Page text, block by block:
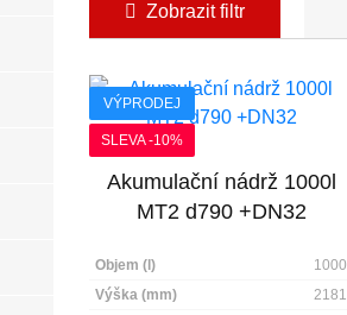
Zobrazit filtr
VÝPRODEJ
SLEVA -10%
Akumulační nádrž 1000l
MT2 d790 +DN32
Objem (l)
1000
Výška (mm)
2181